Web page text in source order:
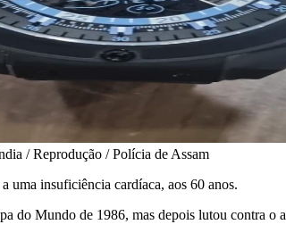
/ Reprodução / Polícia de Assam
uma insuficiência cardíaca, aos 60 anos.
do Mundo de 1986, mas depois lutou contra o